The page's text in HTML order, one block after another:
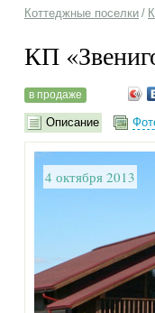
Коттеджные поселки /
КП
в продаже
Описание
4 октября 2013